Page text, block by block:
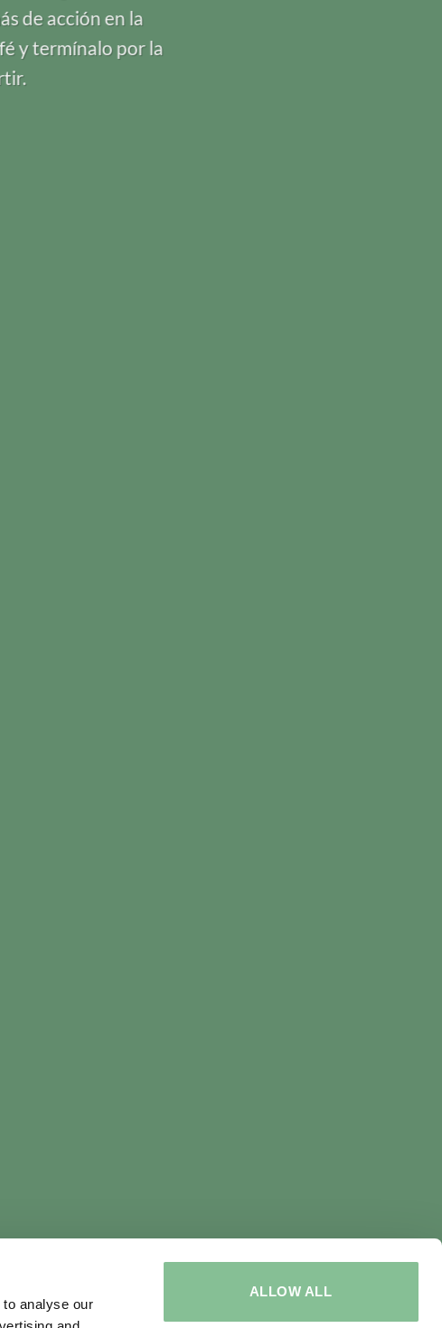
analyse our
ALLOW ALL
de acción en la
y termínalo por la